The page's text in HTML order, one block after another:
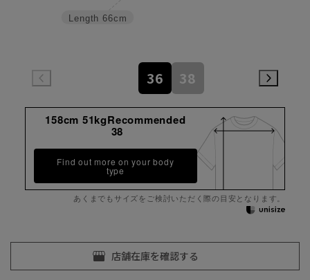
Length 66cm
36 38
158cm 51kgRecommended
38
Find out more on your body
type
あくまでもサイズをご検討いただく際の目安となります。